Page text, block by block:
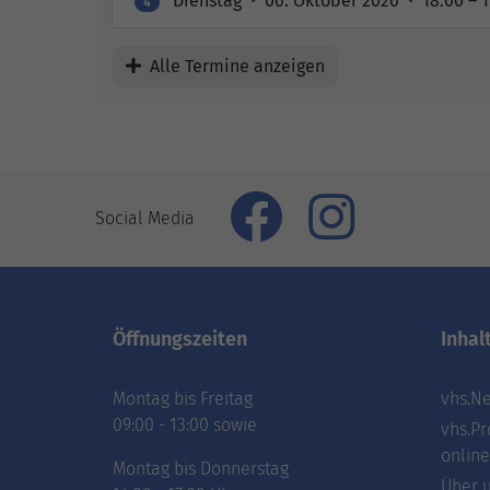
Alle Termine anzeigen
Social Media
Öffnungszeiten
Montag bis Freitag
09:00 - 13:00 sowie
Montag bis Donnerstag
online